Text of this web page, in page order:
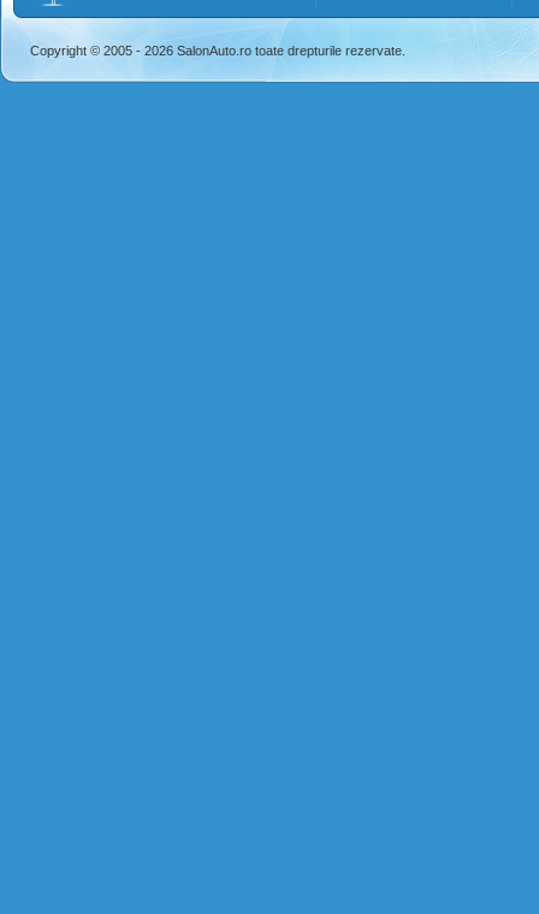
Copyright © 2005 - 2026 SalonAuto.ro toate drepturile rezervate.